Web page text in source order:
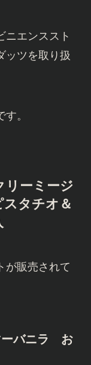
ニエンススト
ッツを取り扱
。
リーミージ
タチオ＆
が販売されて
ーバニラ お